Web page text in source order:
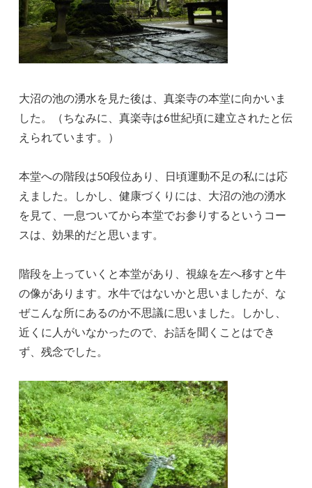
大沼の池の湧水を見た後は、真楽寺の本堂に向かいま
した。（ちなみに、真楽寺は6世紀頃に建立されたと伝
えられています。）
本堂への階段は50段位あり、日頃運動不足の私には応
えました。しかし、健康づくりには、大沼の池の湧水
を見て、一息ついてから本堂でお参りするというコー
スは、効果的だと思います。
階段を上っていくと本堂があり、視線を左へ移すと牛
の像があります。水牛ではないかと思いましたが、な
ぜこんな所にあるのか不思議に思いました。しかし、
近くに人がいなかったので、お話を聞くことはでき
ず、残念でした。